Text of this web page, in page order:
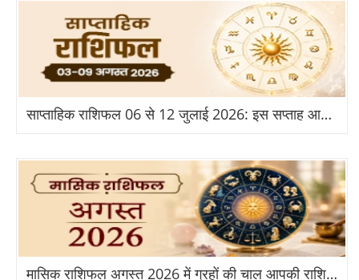
साप्ताहिक राशिफल 06 से 12 जुलाई 2026: इस सप्ताह आपकी राशि के लिए क्या है खास?
मासिक राशिफल अगस्त 2026 में ग्रहों की चाल आपकी राशि पर क्या असर डालेगी?